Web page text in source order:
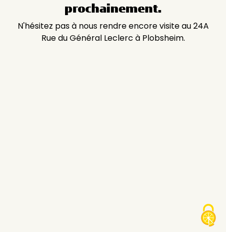
prochainement.
N'hésitez pas à nous rendre encore visite au 24A
Rue du Général Leclerc à Plobsheim.